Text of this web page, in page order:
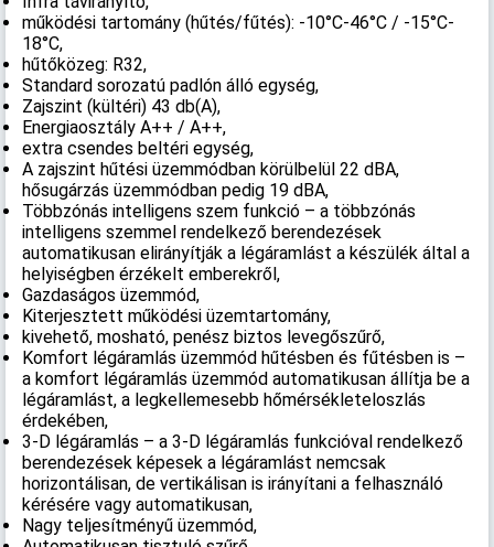
működési tartomány (hűtés/fűtés): -10°C-46°C / -15°C-
18°C,
hűtőközeg: R32,
Standard sorozatú padlón álló egység,
Zajszint (kültéri) 43 db(A),
Energiaosztály A++ / A++,
extra csendes beltéri egység,
A zajszint hűtési üzemmódban körülbelül 22 dBA,
hősugárzás üzemmódban pedig 19 dBA,
Többzónás intelligens szem funkció – a többzónás
intelligens szemmel rendelkező berendezések
automatikusan elirányítják a légáramlást a készülék által a
helyiségben érzékelt emberekről,
Gazdaságos üzemmód,
Kiterjesztett működési üzemtartomány,
kivehető, mosható, penész biztos levegőszűrő,
Komfort légáramlás üzemmód hűtésben és fűtésben is –
a komfort légáramlás üzemmód automatikusan állítja be a
légáramlást, a legkellemesebb hőmérsékleteloszlás
érdekében,
3-D légáramlás – a 3-D légáramlás funkcióval rendelkező
berendezések képesek a légáramlást nemcsak
horizontálisan, de vertikálisan is irányítani a felhasználó
kérésére vagy automatikusan,
Nagy teljesítményű üzemmód,